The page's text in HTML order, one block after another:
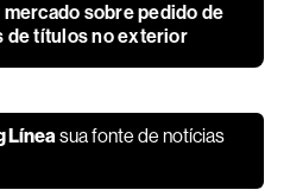
sobre pedido de
de títulos no exterior
Líneasua fonte de notícias